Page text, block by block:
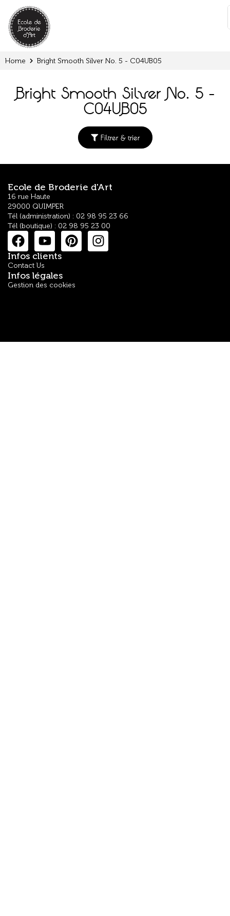
:
Home Bright Smooth Silver No. 5 - C04UB05
Bright Smooth Silver No. 5 -
C04UB05
Filtrer & trier
Ecole de Broderie d'Art
16 rue Haute
29000 QUIMPER
Tél (administration) : 02 98 95 23 66
Tél (boutique) : 02 98 95 23 00
Infos clients
Contact Us
Infos légales
Gestion des cookies
Cookies management panel